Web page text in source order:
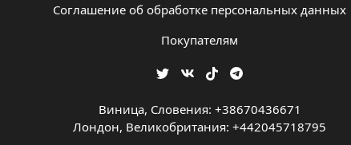
Соглашение об обработке персональных данных
Покупателям
Виница, Словения: +38670436671
Лондон, Великобритания: +442045718795